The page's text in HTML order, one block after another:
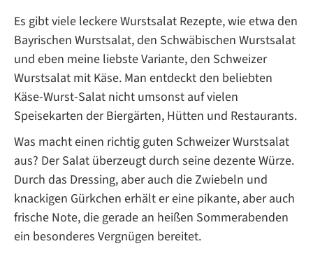
Es gibt viele leckere Wurstsalat Rezepte, wie etwa den
Bayrischen Wurstsalat, den Schwäbischen Wurstsalat
und eben meine liebste Variante, den Schweizer
Wurstsalat mit Käse. Man entdeckt den beliebten
Käse-Wurst-Salat nicht umsonst auf vielen
Speisekarten der Biergärten, Hütten und Restaurants.
Was macht einen richtig guten Schweizer Wurstsalat
aus? Der Salat überzeugt durch seine dezente Würze.
Durch das Dressing, aber auch die Zwiebeln und
knackigen Gürkchen erhält er eine pikante, aber auch
frische Note, die gerade an heißen Sommerabenden
ein besonderes Vergnügen bereitet.